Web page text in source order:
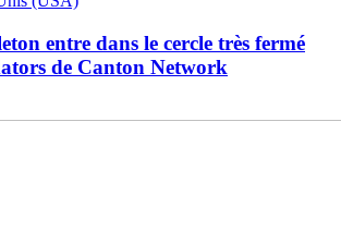
entre dans le cercle très fermé
de Canton Network